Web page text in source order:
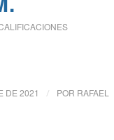
DE 2021 / POR RAFAEL